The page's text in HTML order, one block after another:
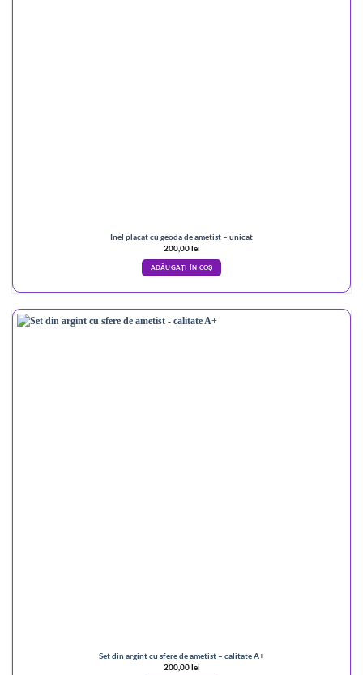
Inel placat cu geoda de ametist – unicat
200,00lei
ADĂUGAȚI ÎN COȘ
Set din argint cu sfere de ametist – calitate A+
200,00lei